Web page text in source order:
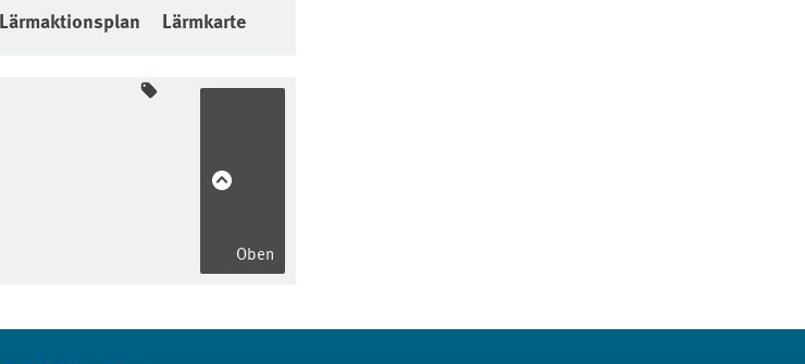
Lärmaktionsplan Lärmkarte
Oben